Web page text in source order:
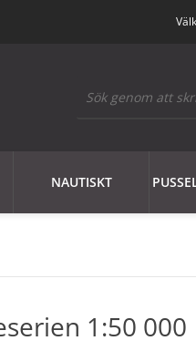
NAUTISKT
1:50 000